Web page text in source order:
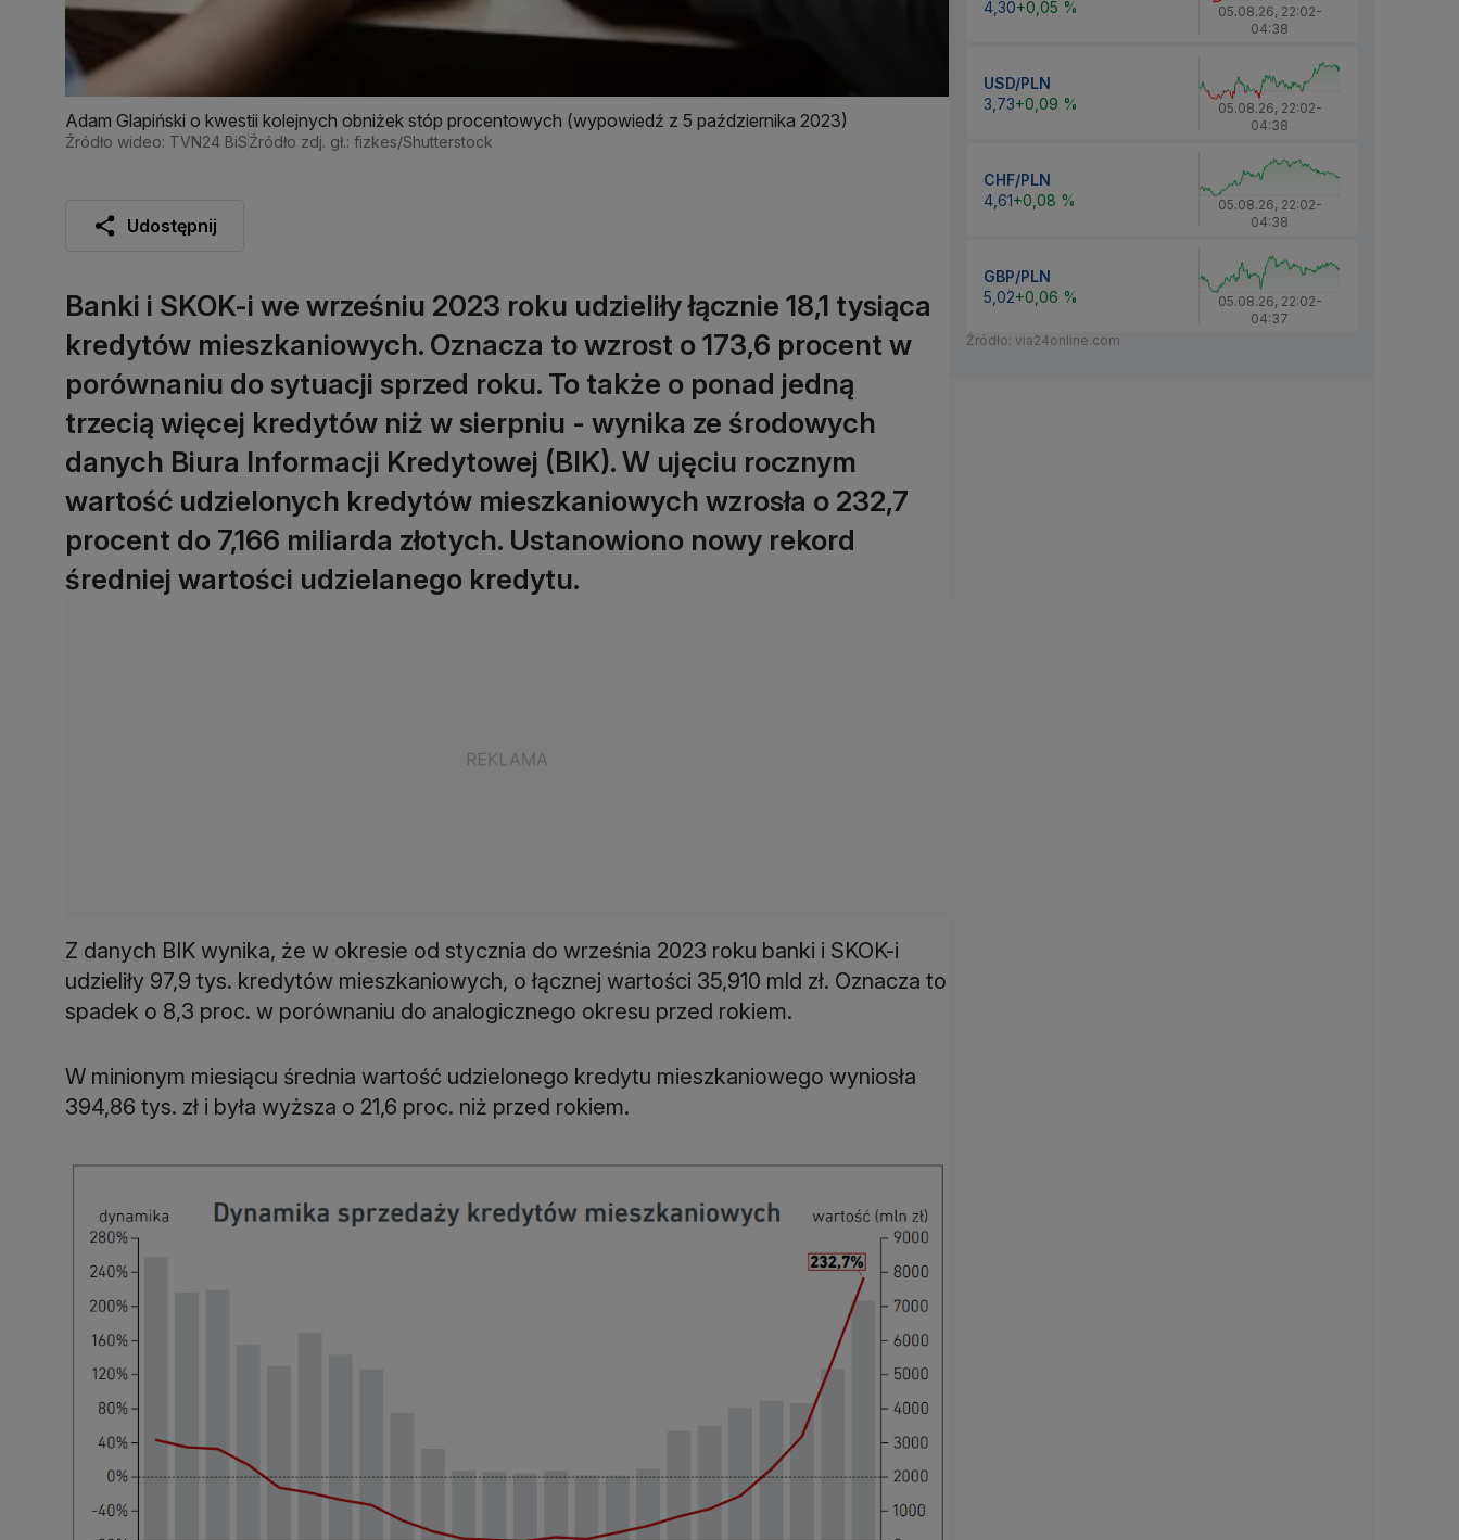
Adam Glapiński o kwestii kolejnych obniżek stóp procentowych (wypowiedź z 5 października 2023)
Źródło wideo: TVN24 BiSŹródło zdj. gł.: fizkes/Shutterstock
Udostępnij
Banki i SKOK-i we wrześniu 2023 roku udzieliły łącznie 18,1 tysiąca
kredytów mieszkaniowych. Oznacza to wzrost o 173,6 procent w
porównaniu do sytuacji sprzed roku. To także o ponad jedną
trzecią więcej kredytów niż w sierpniu - wynika ze środowych
danych Biura Informacji Kredytowej (BIK). W ujęciu rocznym
wartość udzielonych kredytów mieszkaniowych wzrosła o 232,7
procent do 7,166 miliarda złotych. Ustanowiono nowy rekord
średniej wartości udzielanego kredytu.
Z danych BIK wynika, że w okresie od stycznia do września 2023 roku banki i SKOK-i
udzieliły 97,9 tys. kredytów mieszkaniowych, o łącznej wartości 35,910 mld zł. Oznacza to
W minionym miesiącu średnia wartość udzielonego kredytu mieszkaniowego wyniosła
394,86 tys. zł i była wyższa o 21,6 proc. niż przed rokiem.
4,30+0,05 % 05.08.26, 22:02-
04:38
USD/PLN
3,73+0,09 % 05.08.26, 22:02-
04:38
CHF/PLN
4,61+0,08 % 05.08.26, 22:02-
04:38
GBP/PLN
5,02+0,06 % 05.08.26, 22:02-
04:37
Źródło: via24online.com